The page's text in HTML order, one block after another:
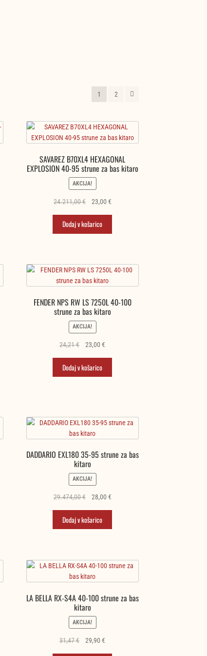
1 2
SAVAREZ B70XL4 HEXAGONAL
EXPLOSION 40-95 strune za bas kitaro
AKCIJA!
24.211,00€
Izvirna
je
bila:
23,00 €Trenutna
23,00 €.
Dodaj v košarico
FENDER NPS RW LS 7250L 40-100
strune za bas kitaro
AKCIJA!
24,21€
Izvirna
je
bila:
23,00€
23,00 €.
Dodaj v košarico
DADDARIO EXL180 35-95 strune za bas
kitaro
AKCIJA!
29.474,00€
Izvirna
je
bila:
28,00 €Trenutna
28,00 €.
Dodaj v košarico
LA BELLA RX-S4A 40-100 strune za bas
kitaro
AKCIJA!
31,47€
Izvirna
29,90€